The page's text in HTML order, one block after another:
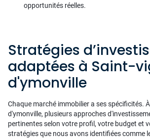
opportunités réelles.
Stratégies
adaptées à Saint-
d'ymonville
Chaque marché immobilier a ses spécificités.
d'ymonville, plusieurs approches
pertinentes selon votre profil, votre budget et
stratégies que nous avons identifiées comme